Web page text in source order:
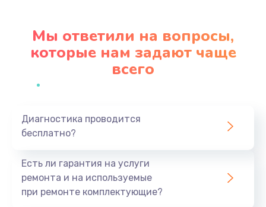
Заказать
Профилактическая чистка
Заказать
Мы ответили на вопросы,
которые нам задают чаще
всего
Диагностика проводится
бесплатно?
Есть ли гарантия на услуги
ремонта и на используемые
при ремонте комплектующие?